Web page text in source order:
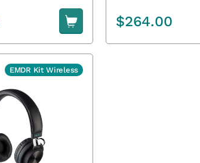
$264.00
EMDR Kit Wireless